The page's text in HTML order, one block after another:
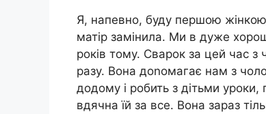
Я, напевно, буду першою
матір замінила. Ми в дуже
років тому. Сварок за цей час з
разу. Вона доnомагає нам з
додому і робить з дітьми уроки,
вдячна їй за все. Вона зараз